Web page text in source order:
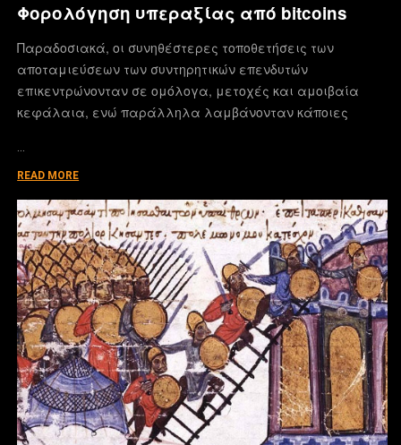
Φορολόγηση υπεραξίας από bitcoins
Παραδοσιακά, οι συνηθέστερες τοποθετήσεις των
αποταμιεύσεων των συντηρητικών επενδυτών
επικεντρώνονταν σε ομόλογα, μετοχές και αμοιβαία
κεφάλαια, ενώ παράλληλα λαμβάνονταν κάποιες
…
READ MORE